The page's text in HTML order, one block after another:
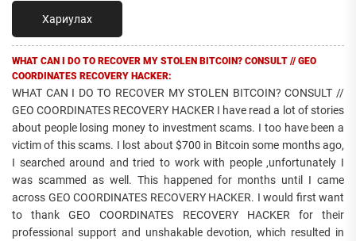
Хариулах
WHAT CAN I DO TO RECOVER MY STOLEN BITCOIN? CONSULT // GEO
COORDINATES RECOVERY HACKER:
WHAT CAN I DO TO RECOVER MY STOLEN BITCOIN? CONSULT //
GEO COORDINATES RECOVERY HACKER I have read a lot of stories
about people losing money to investment scams. I too have been a
victim of this scams. I lost about $700 in Bitcoin some months ago,
I searched around and tried to work with people ,unfortunately I
was scammed as well. This happened for months until I came
across GEO COORDINATES RECOVERY HACKER. I would first want
to thank GEO COORDINATES RECOVERY HACKER for their
professional support and unshakable devotion, which resulted in